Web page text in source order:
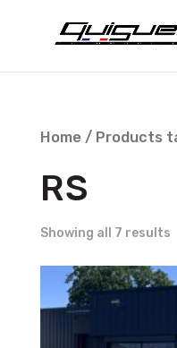
Home/ Products
RS
Showing all 7 results